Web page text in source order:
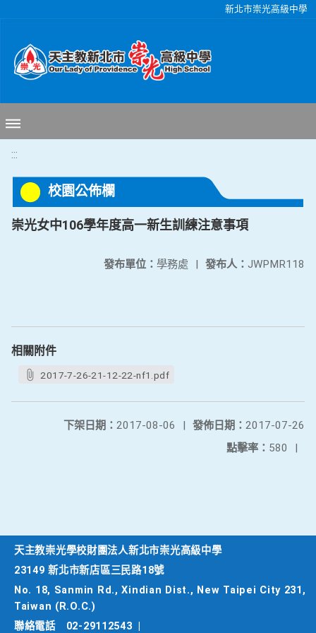
新北市崇光高級中學
:::
校園公佈欄
崇光女中106學年度高一新生訓練注意事項
發布人： JWPMR118
發布單位： 學務處 |
相關附件
2017-7-26-21-12-22-nf1.pdf
發佈日期： 2017-07-26
下架日期： 2017-08-06
|
點擊率： 580 |
天主教崇光學校財團法人新北市崇光高級中學
23149 新北市新店區三民路18號
No. 18, Sanmin Rd., Xindian Dist., New Taipei City 231,
Taiwan (R.O.C.)
聯絡電話
02-29112543